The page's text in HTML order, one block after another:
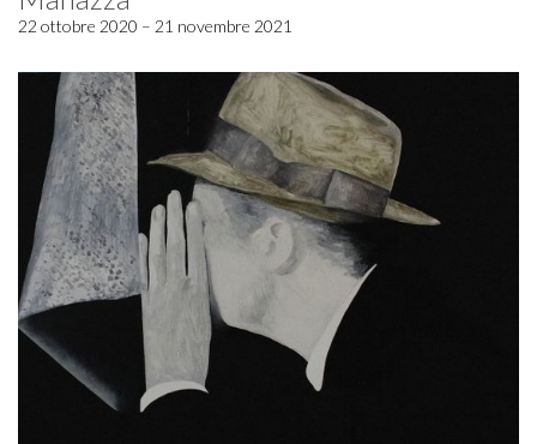
22 ottobre 2020 – 21 novembre 2021